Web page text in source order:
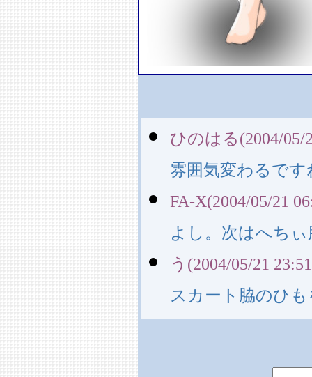
ひのはる(2004/05/
雰囲気変わるで
FA-X(2004/05/21
よし。次はへち
う(2004/05/21
スカート脇のひ